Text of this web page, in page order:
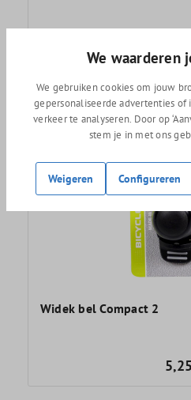
Adviesprijs
19,95
Widek bel Compact 2
5,25
We waarderen
We gebruiken cookies om jouw
gepersonaliseerde advertenties
verkeer te analyseren. Door op
stem je in met ons
Weigeren Configureren